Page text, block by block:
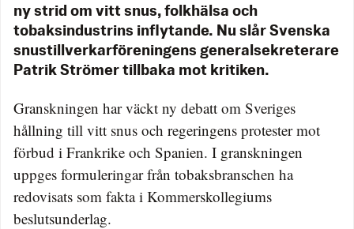
ny strid om vitt snus, folkhälsa och
tobaksindustrins inflytande. Nu slår Svenska
snus­­­tillverkarföreningens general­sekreterare
Patrik Strömer tillbaka mot kritiken.
Granskningen har väckt ny debatt om Sveriges
hållning till vitt snus och regeringens protester mot
förbud i Frankrike och Spanien. I granskningen
uppges formuleringar från tobaksbranschen ha
redovisats som fakta i Kommerskollegiums
beslutsunderlag.